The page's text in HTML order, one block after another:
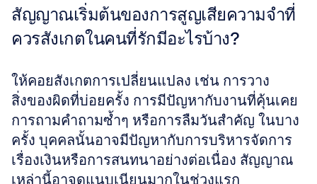
สัญญาณเริ่มต้นของการสูญเสียความจำที่
ควรสังเกตในคนที่รักมีอะไรบ้าง?
ให้คอยสังเกตการเปลี่ยนแปลง เช่น การวาง
สิ่งของผิดที่บ่อยครั้ง การมีปัญหากับงานที่คุ้นเคย
การถามคำถามซ้ำๆ หรือการลืมวันสำคัญ ในบาง
ครั้ง บุคคลนั้นอาจมีปัญหากับการบริหารจัดการ
เรื่องเงินหรือการสนทนาอย่างต่อเนื่อง สัญญาณ
เหล่านี้อาจดูแนบเนียนมากในช่วงแรก